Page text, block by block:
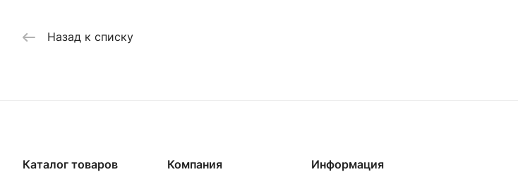
Назад к списку
Каталог товаров Компания Информация